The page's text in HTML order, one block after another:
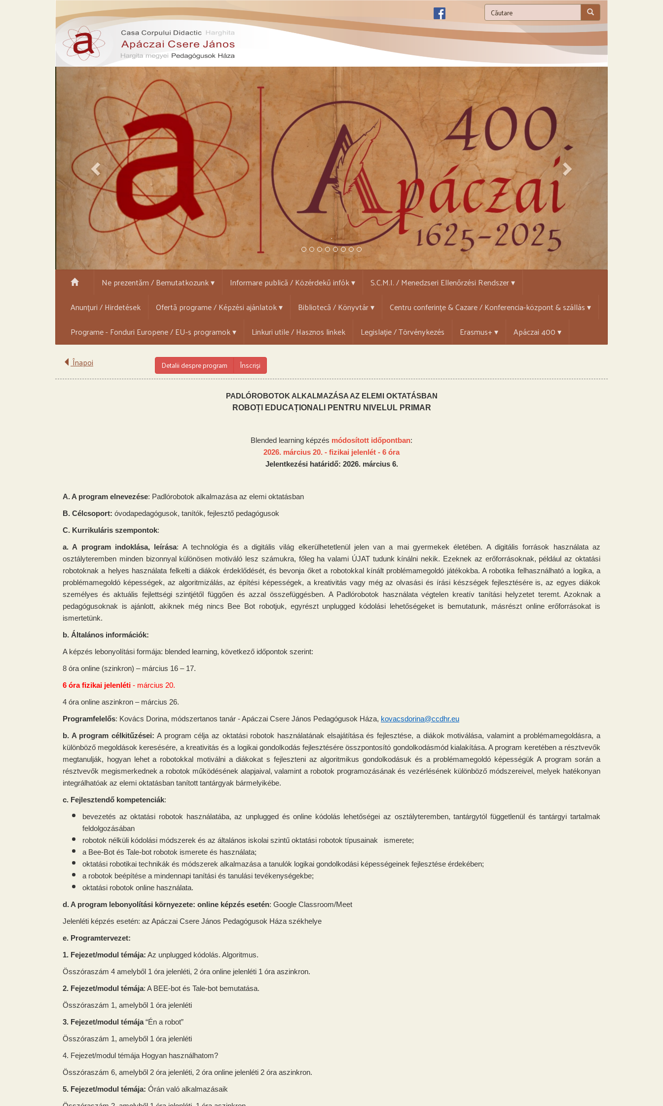
.
Ne prezentăm / Bemutatkozunk ▾ Informare publică / Közérdekű infók ▾
S.C.M.I. / Menedzseri Ellenőrzési Rendszer ▾
Anunțuri / Hirdetések
Ofertă programe / Képzési ajánlatok ▾ Bibliotecă / Könyvtár ▾
Centru conferințe & Cazare / Konferencia-központ & szállás ▾
Programe - Fonduri Europene / EU-s programok ▾
Linkuri utile / Hasznos linkek Legislație / Törvénykezés Erasmus+ ▾ Apáczai 400 ▾
Înapoi Detalii despre program Înscriși
PADLÓROBOTOK ALKALMAZÁSA AZ ELEMI OKTATÁSBAN
ROBOȚI EDUCAȚIONALI PENTRU NIVELUL PRIMAR
Blended learning képzés módosított időpontban:
2026. március 20. - fizikai jelenlét - 6 óra
Jelentkezési határidő: 2026. március 6.
A. A program elnevezése: Padlórobotok alkalmazása az elemi oktatásban
B. Célcsoport: óvodapedagógusok, tanítók, fejlesztő pedagógusok
C. Kurrikuláris szempontok:
a. A program indoklása, leírása: A technológia és a digitális világ elkerülhetetlenül jelen van a mai gyermekek életében. A digitális források használata az
osztályteremben minden bizonnyal különösen motiváló lesz számukra, főleg ha valami ÚJAT tudunk kínálni nekik. Ezeknek az erőforrásoknak, például az oktatási
robotoknak a helyes használata felkelti a diákok érdeklődését, és bevonja őket a robotokkal kínált problémamegoldó játékokba. A robotika felhasználható a logika, a
problémamegoldó képességek, az algoritmizálás, az építési képességek, a kreativitás vagy még az olvasási és írási készségek fejlesztésére is, az egyes diákok
személyes és aktuális fejlettségi szintjétől függően és azzal összefüggésben. A Padlórobotok használata végtelen kreatív tanítási helyzetet teremt. Azoknak a
pedagógusoknak is ajánlott, akiknek még nincs Bee Bot robotjuk, egyrészt unplugged kódolási lehetőségeket is bemutatunk, másrészt online erőforrásokat is
ismertetünk.
b. Általános információk:
A képzés lebonyolítási formája: blended learning, következő időpontok szerint:
8 óra online (szinkron) – március 16 – 17.
6 óra fizikai jelenléti - március 20.
4 óra online aszinkron – március 26.
Programfelelős: Kovács Dorina, módszertanos tanár - Apáczai Csere János Pedagógusok Háza, kovacsdorina@ccdhr.eu
b. A program célkitűzései: A program célja az oktatási robotok használatának elsajátítása és fejlesztése, a diákok motiválása, valamint a problémamegoldásra, a
különböző megoldások keresésére, a kreativitás és a logikai gondolkodás fejlesztésére összpontosító gondolkodásmód kialakítása. A program keretében a résztvevők
megtanulják, hogyan lehet a robotokkal motiválni a diákokat s fejleszteni az algoritmikus gondolkodásuk és a problémamegoldó képességük A program során a
résztvevők megismerkednek a robotok működésének alapjaival, valamint a robotok programozásának és vezérlésének különböző módszereivel, melyek hatékonyan
integrálhatóak az elemi oktatásban tanított tantárgyak bármelyikébe.
c. Fejlesztendő kompetenciák:
bevezetés az oktatási robotok használatába, az unplugged és online kódolás lehetőségei az osztályteremben, tantárgytól függetlenül és tantárgyi tartalmak
feldolgozásában
robotok nélküli kódolási módszerek és az általános iskolai szintű oktatási robotok típusainak ismerete;
a Bee-Bot és Tale-bot robotok ismerete és használata;
oktatási robotikai technikák és módszerek alkalmazása a tanulók logikai gondolkodási képességeinek fejlesztése érdekében;
a robotok beépítése a mindennapi tanítási és tanulási tevékenységekbe;
oktatási robotok online használata.
d. A program lebonyolítási környezete: online képzés esetén: Google Classroom/Meet
Jelenléti képzés esetén: az Apáczai Csere János Pedagógusok Háza székhelye
e. Programtervezet:
1. Fejezet/modul témája: Az unplugged kódolás. Algoritmus.
Összóraszám 4 amelyből 1 óra jelenléti, 2 óra online jelenléti 1 óra aszinkron.
2. Fejezet/modul témája: A BEE-bot és Tale-bot bemutatása.
Összóraszám 1, amelyből 1 óra jelenléti
3. Fejezet/modul témája“Én a robot”
Összóraszám 1, amelyből 1 óra jelenléti
4. Fejezet/modul témája Hogyan használhatom?
Összóraszám 6, amelyből 2 óra jelenléti, 2 óra online jelenléti 2 óra aszinkron.
5. Fejezet/modul témája: Órán való alkalmazásaik